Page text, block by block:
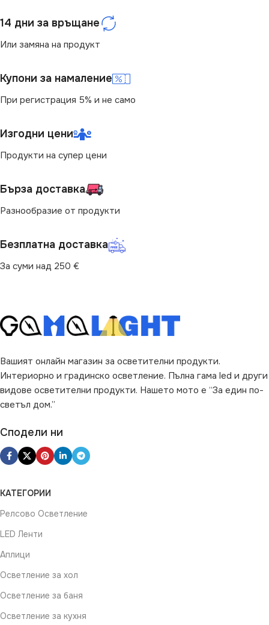
14 дни за връщане
Или замяна на продукт
Купони за намаление
При регистрация 5% и не само
Изгодни цени
Продукти на супер цени
Бърза доставка
Разнообразие от продукти
Безплатна доставка
За суми над 250 €
Вашият онлайн магазин за осветителни продукти.
Интериорно и градинско осветление. Пълна гама led и други
видове осветителни продукти. Нашето мото е “За един по-
светъл дом.”
Сподели ни
КАТЕГОРИИ
Релсово Осветление
LED Ленти
Аплици
Осветление за хол
Осветление за баня
Осветление за кухня